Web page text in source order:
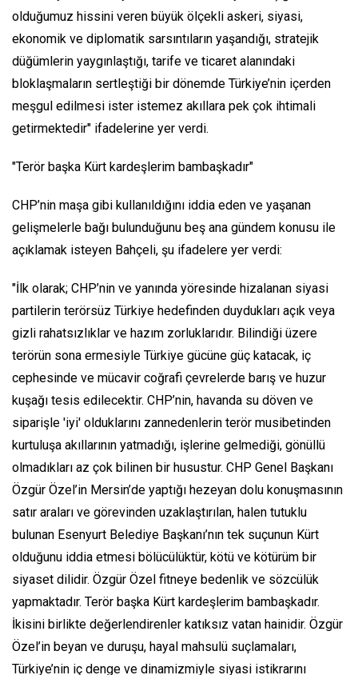
olduğumuz hissini veren büyük ölçekli askeri, siyasi,
ekonomik ve diplomatik sarsıntıların yaşandığı, stratejik
düğümlerin yaygınlaştığı, tarife ve ticaret alanındaki
bloklaşmaların sertleştiği bir dönemde Türkiye’nin içerden
meşgul edilmesi ister istemez akıllara pek çok ihtimali
getirmektedir" ifadelerine yer verdi.
"Terör başka Kürt kardeşlerim bambaşkadır"
CHP’nin maşa gibi kullanıldığını iddia eden ve yaşanan
gelişmelerle bağı bulunduğunu beş ana gündem konusu ile
açıklamak isteyen Bahçeli, şu ifadelere yer verdi:
"İlk olarak; CHP’nin ve yanında yöresinde hizalanan siyasi
partilerin terörsüz Türkiye hedefinden duydukları açık veya
gizli rahatsızlıklar ve hazım zorluklarıdır. Bilindiği üzere
terörün sona ermesiyle Türkiye gücüne güç katacak, iç
cephesinde ve mücavir coğrafi çevrelerde barış ve huzur
kuşağı tesis edilecektir. CHP’nin, havanda su döven ve
siparişle 'iyi' olduklarını zannedenlerin terör musibetinden
kurtuluşa akıllarının yatmadığı, işlerine gelmediği, gönüllü
olmadıkları az çok bilinen bir husustur. CHP Genel Başkanı
Özgür Özel’in Mersin’de yaptığı hezeyan dolu konuşmasının
satır araları ve görevinden uzaklaştırılan, halen tutuklu
bulunan Esenyurt Belediye Başkanı’nın tek suçunun Kürt
olduğunu iddia etmesi bölücülüktür, kötü ve kötürüm bir
siyaset dilidir. Özgür Özel fitneye bedenlik ve sözcülük
yapmaktadır. Terör başka Kürt kardeşlerim bambaşkadır.
İkisini birlikte değerlendirenler katıksız vatan hainidir. Özgür
Özel’in beyan ve duruşu, hayal mahsulü suçlamaları,
Türkiye’nin iç denge ve dinamizmiyle siyasi istikrarını